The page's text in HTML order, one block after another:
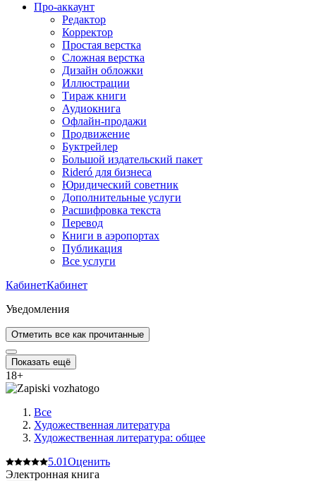
Про-аккаунт
Редактор
Корректор
Простая верстка
Сложная верстка
Дизайн обложки
Иллюстрации
Тираж книги
Аудиокнига
Офлайн-продажи
Продвижение
Буктрейлер
Большой издательский пакет
Rideró для бизнеса
Юридический советник
Дополнительные услуги
Расшифровка текста
Перевод
Книги в аэропортах
Публикация
Все услуги
КабинетКабинет
Уведомления
Отметить все как прочитанные
Показать ещё
18+
Все
Художественная литература
Художественная литература: общее
5.01Оценить
Электронная книга